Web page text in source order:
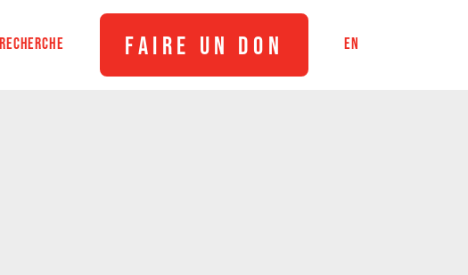
RECHERCHE FAIRE UN DON EN